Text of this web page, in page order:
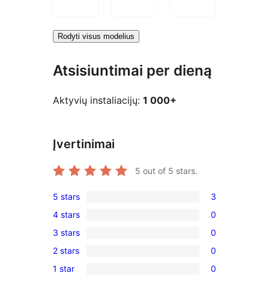
Rodyti visus modelius
Atsisiuntimai per dieną
Aktyvių instaliacijų: 1 000+
Įvertinimai
5 out of 5 stars.
3
5-
star
reviews
5 stars 3
0
4-
star
reviews
4 stars 0
0
3-
star
3 stars 0
0
2-
2 stars 0
0
1 star 0